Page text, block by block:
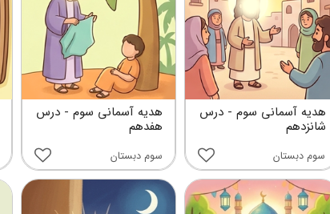
هدیه آسمانی سوم - درس
هفدهم
سوم دبستان
هدیه آسمانی سوم - درس
شانزدهم
سوم دبستان